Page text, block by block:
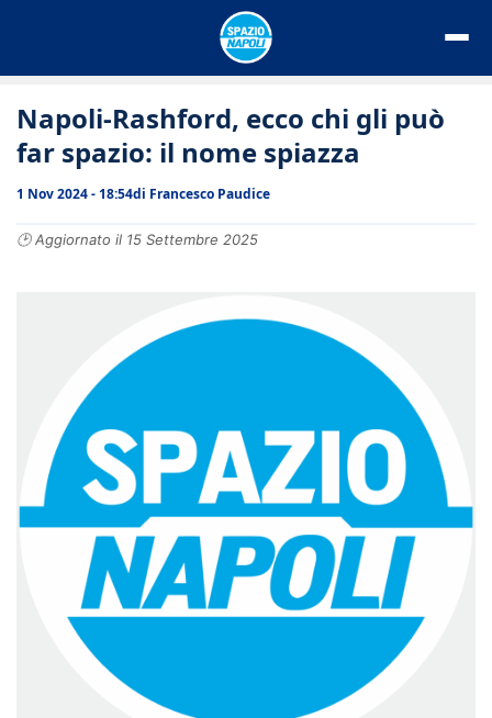
Napoli-Rashford, ecco chi gli può
far spazio: il nome spiazza
1 Nov 2024 - 18:54di Francesco Paudice
🕑 Aggiornato il 15 Settembre 2025